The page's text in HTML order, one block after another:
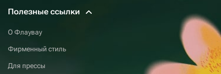
Полезные ссылки
О Флаувау
Фирменный стиль
Для прессы